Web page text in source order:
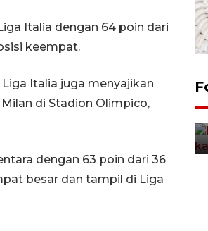
Italia dengan 64 poin dari
keempat.
Italia juga menyajikan
di Stadion Olimpico,
dengan 63 poin dari 36
besar dan tampil di Liga
jembatan kereta api